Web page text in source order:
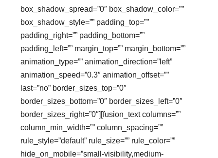
box_shadow_spread=”0″ box_shadow_color=””
box_shadow_style=”” padding_top=””
padding_right=”” padding_bottom=””
padding_left=”” margin_top=”” margin_bottom=””
animation_type=”” animation_direction=”left”
animation_speed=”0.3″ animation_offset=””
last=”no” border_sizes_top=”0″
border_sizes_bottom=”0″ border_sizes_left=”0″
border_sizes_right=”0″][fusion_text columns=””
column_min_width=”” column_spacing=””
rule_style=”default” rule_size=”” rule_color=””
hide_on_mobile=”small-visibility,medium-